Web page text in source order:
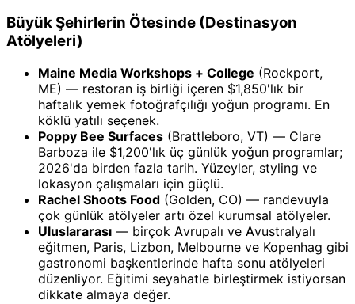
Büyük Şehirlerin Ötesinde (Destinasyon
Atölyeleri)
Maine Media Workshops + College (Rockport,
ME) — restoran iş birliği içeren $1,850'lık bir
haftalık yemek fotoğrafçılığı yoğun programı. En
köklü yatılı seçenek.
Poppy Bee Surfaces (Brattleboro, VT) — Clare
Barboza ile $1,200'lık üç günlük yoğun programlar;
2026'da birden fazla tarih. Yüzeyler, styling ve
lokasyon çalışmaları için güçlü.
Rachel Shoots Food (Golden, CO) — randevuyla
çok günlük atölyeler artı özel kurumsal atölyeler.
Uluslararası — birçok Avrupalı ve Avustralyalı
eğitmen, Paris, Lizbon, Melbourne ve Kopenhag gibi
gastronomi başkentlerinde hafta sonu atölyeleri
düzenliyor. Eğitimi seyahatle birleştirmek istiyorsan
dikkate almaya değer.